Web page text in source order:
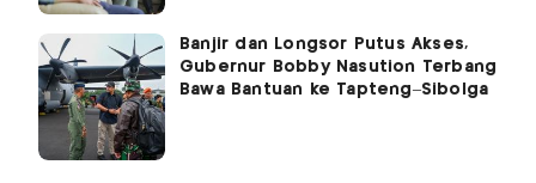
Banjir dan Longsor Putus Akses,
Gubernur Bobby Nasution Terbang
Bawa Bantuan ke Tapteng–Sibolga